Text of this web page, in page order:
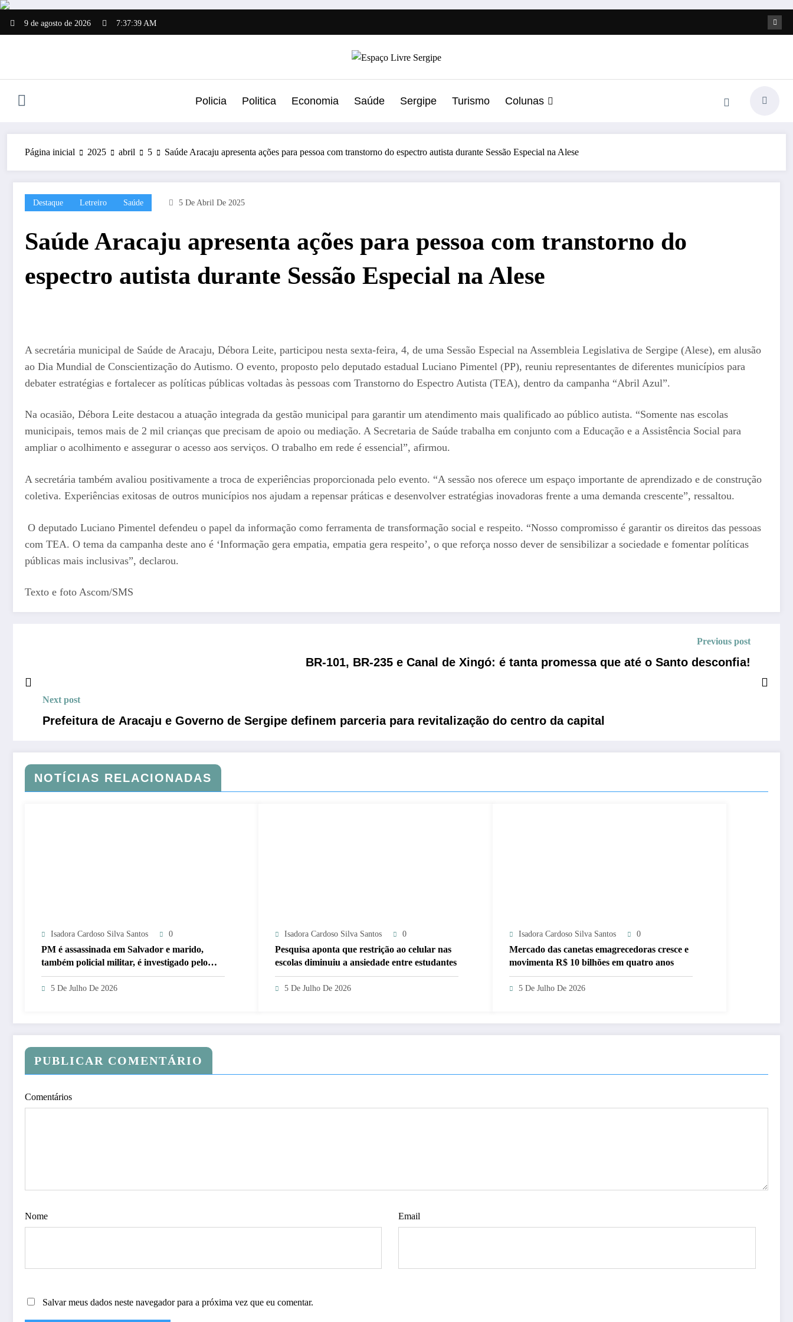
Pular
para
o
9 de agosto de 2026 7:37:39 AM
Policia Politica Economia Saúde Sergipe Turismo Colunas
Página inicial 2025 abril 5 Saúde Aracaju apresenta ações para pessoa com transtorno do espectro autista durante Sessão Especial na Alese
Destaque Letreiro Saúde 5 De Abril De 2025
Saúde Aracaju apresenta ações para pessoa com transtorno do
espectro autista durante Sessão Especial na Alese
A secretária municipal de Saúde de Aracaju, Débora Leite, participou nesta sexta-feira, 4, de uma Sessão Especial na Assembleia Legislativa de Sergipe (Alese), em alusão
ao Dia Mundial de Conscientização do Autismo. O evento, proposto pelo deputado estadual Luciano Pimentel (PP), reuniu representantes de diferentes municípios para
debater estratégias e fortalecer as políticas públicas voltadas às pessoas com Transtorno do Espectro Autista (TEA), dentro da campanha “Abril Azul”.
Na ocasião, Débora Leite destacou a atuação integrada da gestão municipal para garantir um atendimento mais qualificado ao público autista. “Somente nas escolas
municipais, temos mais de 2 mil crianças que precisam de apoio ou mediação. A Secretaria de Saúde trabalha em conjunto com a Educação e a Assistência Social para
ampliar o acolhimento e assegurar o acesso aos serviços. O trabalho em rede é essencial”, afirmou.
A secretária também avaliou positivamente a troca de experiências proporcionada pelo evento. “A sessão nos oferece um espaço importante de aprendizado e de construção
coletiva. Experiências exitosas de outros municípios nos ajudam a repensar práticas e desenvolver estratégias inovadoras frente a uma demanda crescente”, ressaltou.
O deputado Luciano Pimentel defendeu o papel da informação como ferramenta de transformação social e respeito. “Nosso compromisso é garantir os direitos das pessoas
com TEA. O tema da campanha deste ano é ‘Informação gera empatia, empatia gera respeito’, o que reforça nosso dever de sensibilizar a sociedade e fomentar políticas
públicas mais inclusivas”, declarou.
Texto e foto Ascom/SMS
Previous post
BR-101, BR-235 e Canal de Xingó: é tanta promessa que até o Santo desconfia!
Next post
Prefeitura de Aracaju e Governo de Sergipe definem parceria para revitalização do centro da capital
NOTÍCIAS RELACIONADAS
Isadora Cardoso Silva Santos 0
PM é assassinada em Salvador e marido,
também policial militar, é investigado pelo
crime
5 De Julho De 2026
Isadora Cardoso Silva Santos 0
Pesquisa aponta que restrição ao celular nas
escolas diminuiu a ansiedade entre estudantes
5 De Julho De 2026
Isadora Cardoso Silva Santos 0
Mercado das canetas emagrecedoras cresce e
movimenta R$ 10 bilhões em quatro anos
5 De Julho De 2026
PUBLICAR COMENTÁRIO
Comentários
Nome Email
Salvar meus dados neste navegador para a próxima vez que eu comentar.